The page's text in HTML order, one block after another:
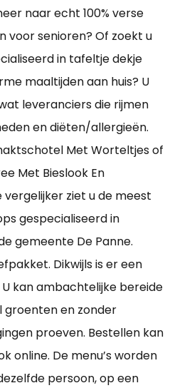
naar echt 100% verse
voor senioren? Of zoekt u
in tafeltje dekje
maaltijden aan huis? U
leveranciers die rijmen
en diëten/allergieën.
Met Worteltjes of
Met Bieslook En
vergelijker ziet u de meest
gespecialiseerd in
gemeente De Panne.
Dikwijls is er een
kan ambachtelijke bereide
en zonder
proeven. Bestellen kan
online. De menu’s worden
persoon, op een